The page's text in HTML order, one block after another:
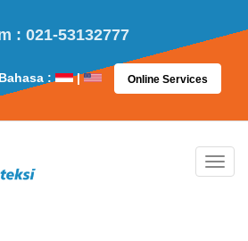
: 021-53132777
Bahasa : | Online Services